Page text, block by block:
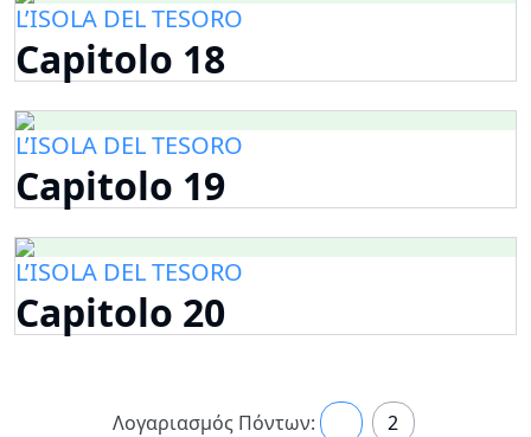
L’ISOLA DEL TESORO
Capitolo 18
L’ISOLA DEL TESORO
Capitolo 19
L’ISOLA DEL TESORO
Capitolo 20
Λογαριασμός Πόντων: 2